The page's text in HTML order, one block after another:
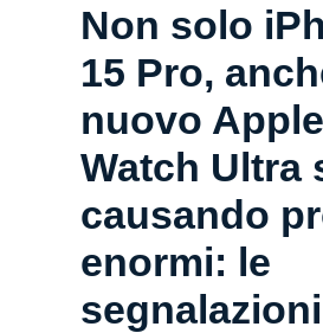
Non solo
15 Pro,
nuovo Apple
Watch Ultra
causando
enormi: le
segnalazioni